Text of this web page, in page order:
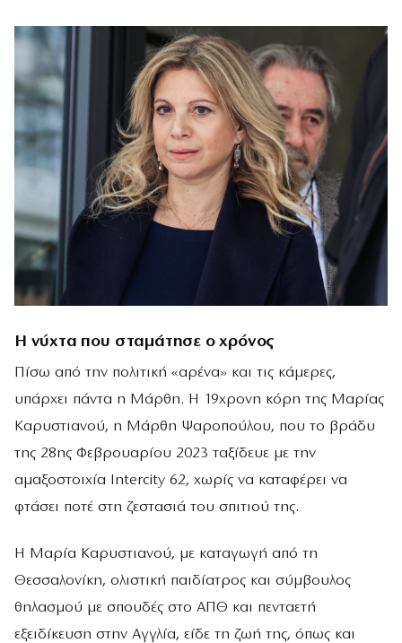
Η νύχτα που σταμάτησε ο χρόνος
Πίσω από την πολιτική «αρένα» και τις κάμερες,
υπάρχει πάντα η Μάρθη. Η 19χρονη κόρη της Μαρίας
Καρυστιανού, η Μάρθη Ψαροπούλου, που το βράδυ
της 28ης Φεβρουαρίου 2023 ταξίδευε με την
αμαξοστοιχία Intercity 62, χωρίς να καταφέρει να
φτάσει ποτέ στη ζεστασιά του σπιτιού της.
Η Μαρία Καρυστιανού, με καταγωγή από τη
Θεσσαλονίκη, ολιστική παιδίατρος και σύμβουλος
θηλασμού με σπουδές στο ΑΠΘ και πενταετή
εξειδίκευση στην Αγγλία, είδε τη ζωή της, όπως και